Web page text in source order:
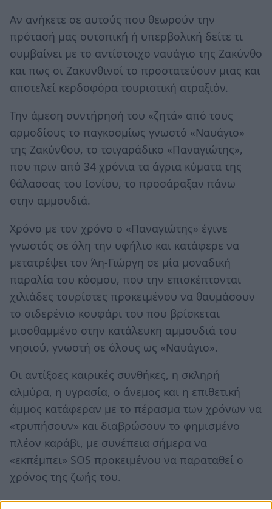
Αν ανήκετε σε αυτούς που θεωρούν την
πρότασή μας ουτοπική ή υπερβολική δείτε τι
συμβαίνει με το αντίστοιχο ναυάγιο της Ζακύνθο
και πως οι Ζακυνθινοί το προστατεύουν μιας και
αποτελεί κερδοφόρα τουριστική ατραξιόν.
Την άμεση συντήρησή του «ζητά» από τους
αρμοδίους το παγκοσμίως γνωστό «Ναυάγιο»
της Ζακύνθου, το τσιγαράδικο «Παναγιώτης»,
που πριν από 34 χρόνια τα άγρια κύματα της
θάλασσας του Ιονίου, το προσάραξαν πάνω
στην αμμουδιά.
Χρόνο με τον χρόνο ο «Παναγιώτης» έγινε
γνωστός σε όλη την υφήλιο και κατάφερε να
μετατρέψει τον Άη-Γιώργη σε μία μοναδική
παραλία του κόσμου, που την επισκέπτονται
χιλιάδες τουρίστες προκειμένου να θαυμάσουν
το σιδερένιο κουφάρι του που βρίσκεται
μισοθαμμένο στην κατάλευκη αμμουδιά του
νησιού, γνωστή σε όλους ως «Ναυάγιο».
Οι αντίξοες καιρικές συνθήκες, η σκληρή
αλμύρα, η υγρασία, ο άνεμος και η επιθετική
άμμος κατάφεραν με το πέρασμα των χρόνων να
«τρυπήσουν» και διαβρώσουν το φημισμένο
πλέον καράβι, με συνέπεια σήμερα να
«εκπέμπει» SOS προκειμένου να παραταθεί ο
χρόνος της ζωής του.
Δεν είναι όμως μόνο η φύση που φέρεται